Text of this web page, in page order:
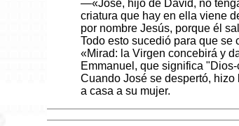
—«José, hijo de David, no
criatura que hay en ella viene
por nombre Jesús, porque él
Todo esto sucedió para que
«Mirad: la Virgen concebirá y
Emmanuel, que significa
Cuando José se despertó,
a casa a su mujer.